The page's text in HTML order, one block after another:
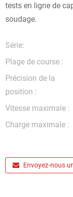
tests en ligne de
soudage.
Série:
Plage de course :
Précision de la
position :
Vitesse maximale :
Charge maximale :
Envoyez-nous